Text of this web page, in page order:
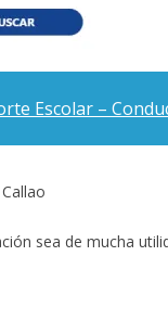
Escolar –
sea de mucha